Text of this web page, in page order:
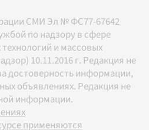
СМИ Эл № ФС77-67642
по надзору в сфере
и массовых
10.11.2016 г. Редакция не
достоверность информации,
объявлениях. Редакция не
информации.
применяются